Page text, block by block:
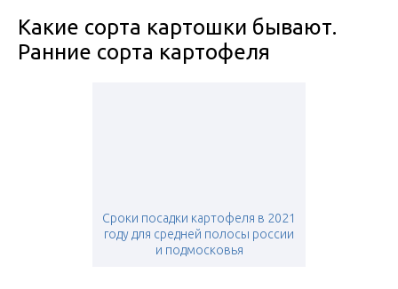
Какие сорта картошки бывают.
Ранние сорта картофеля
Сроки посадки картофеля в 2021
году для средней полосы россии
и подмосковья